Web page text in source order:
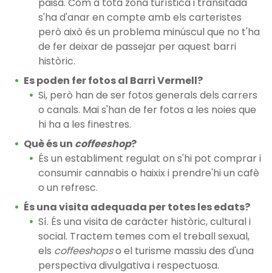
s'ha d'anar en compte amb els carteristes
però això és un problema minúscul que no t'ha
de fer deixar de passejar per aquest barri
històric.
Es poden fer fotos al Barri Vermell?
Si, però han de ser fotos generals dels carrers
o canals. Mai s'han de fer fotos a les noies que
hi ha a les finestres.
Què és un coffeeshop?
És un establiment regulat on s'hi pot comprar i
consumir cannabis o haixix i prendre'hi un cafè
o un refresc.
És una visita adequada per totes les edats?
Sí. És una visita de caràcter històric, cultural i
social. Tractem temes com el treball sexual,
els coffeeshopso el turisme massiu des d'una
perspectiva divulgativa i respectuosa.